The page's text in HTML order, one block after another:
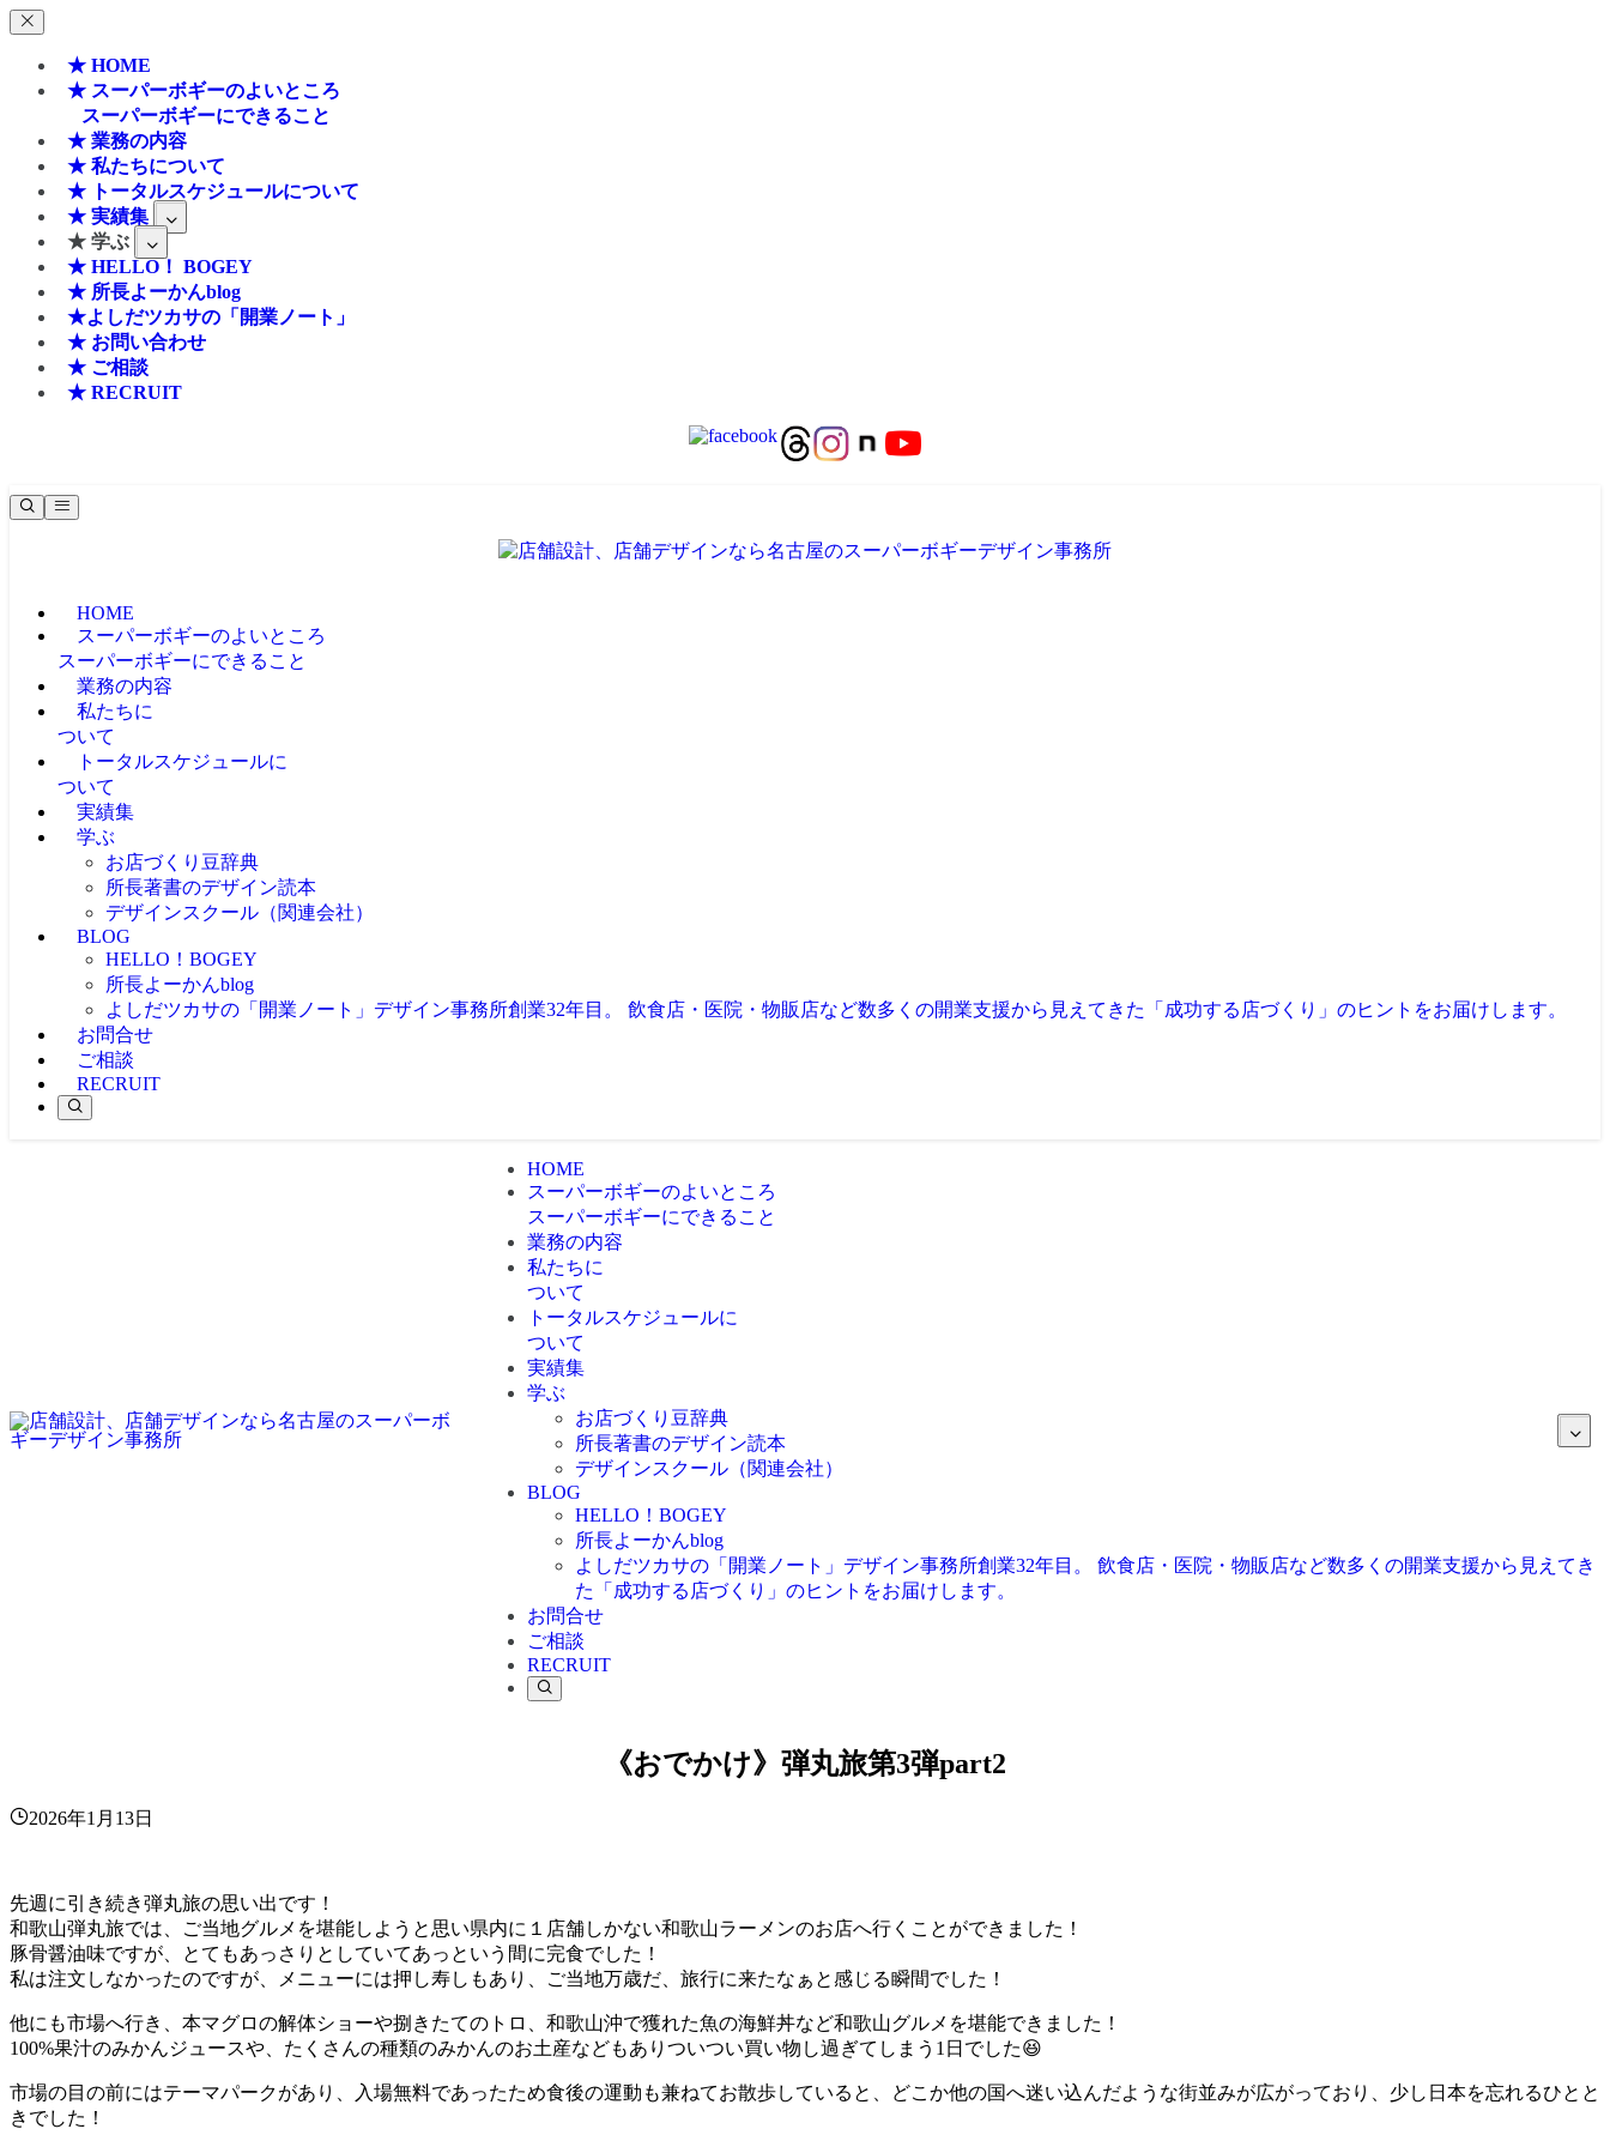
★ HOME
★ スーパーボギーのよいところ
スーパーボギーにできること
★ 業務の内容
★ 私たちについて
★ トータルスケジュールについて
★ 実績集
★ 学ぶ
★ HELLO！ BOGEY
★ 所長よーかんblog
★よしだツカサの「開業ノート」
★ お問い合わせ
★ ご相談
★ RECRUIT
HOME
スーパーボギーのよいところ
スーパーボギーにできること
業務の内容
私たちに
ついて
トータルスケジュールに
ついて
実績集
学ぶ
お店づくり豆辞典
所長著書のデザイン読本
デザインスクール（関連会社）
BLOG
HELLO！BOGEY
所長よーかんblog
よしだツカサの「開業ノート」 デザイン事務所創業32年目。 飲食店・医院・物販店など数多くの開業支援から見えてきた「成功する店づくり」のヒントをお届けします。
お問合せ
ご相談
RECRUIT
HOME
スーパーボギーのよいところ
スーパーボギーにできること
業務の内容
私たちに
ついて
トータルスケジュールに
ついて
実績集
学ぶ
お店づくり豆辞典
所長著書のデザイン読本
デザインスクール（関連会社）
BLOG
HELLO！BOGEY
所長よーかんblog
よしだツカサの「開業ノート」 デザイン事務所創業32年目。 飲食店・医院・物販店など数多くの開業支援から見えてき
た「成功する店づくり」のヒントをお届けします。
お問合せ
ご相談
RECRUIT
《おでかけ》弾丸旅第3弾part2
2026年1月13日
先週に引き続き弾丸旅の思い出です！
和歌山弾丸旅では、ご当地グルメを堪能しようと思い県内に１店舗しかない和歌山ラーメンのお店へ行くことができました！
豚骨醤油味ですが、とてもあっさりとしていてあっという間に完食でした！
私は注文しなかったのですが、メニューには押し寿しもあり、ご当地万歳だ、旅行に来たなぁと感じる瞬間でした！
他にも市場へ行き、本マグロの解体ショーや捌きたてのトロ、和歌山沖で獲れた魚の海鮮丼など和歌山グルメを堪能できました！
100%果汁のみかんジュースや、たくさんの種類のみかんのお土産などもありついつい買い物し過ぎてしまう1日でした😆
市場の目の前にはテーマパークがあり、入場無料であったため食後の運動も兼ねてお散歩していると、どこか他の国へ迷い込んだような街並みが広がっており、少し日本を忘れるひとと
きでした！